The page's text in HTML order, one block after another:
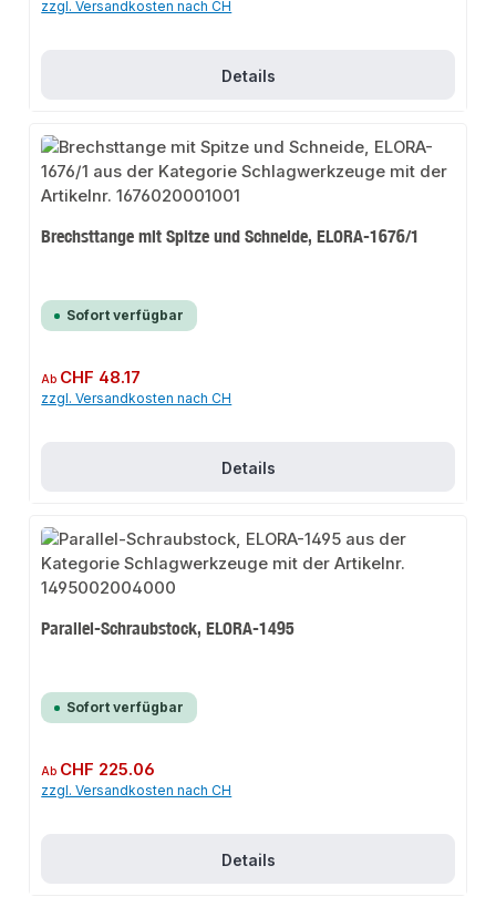
zzgl. Versandkosten nach CH
Details
Brechsttange mit Spitze und Schneide, ELORA-1676/1
Sofort verfügbar
Regulärer Preis:
Ab CHF 48.17
zzgl. Versandkosten nach CH
Details
Parallel-Schraubstock, ELORA-1495
Sofort verfügbar
Regulärer Preis:
Ab CHF 225.06
zzgl. Versandkosten nach CH
Details